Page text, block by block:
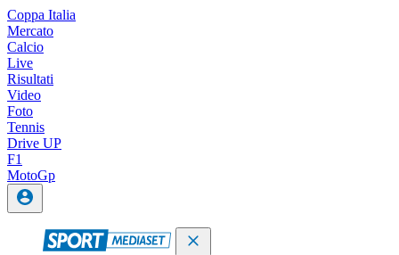
Coppa Italia
Mercato
Calcio
Live
Risultati
Video
Foto
Tennis
Drive UP
F1
MotoGp